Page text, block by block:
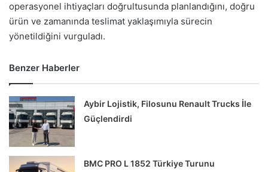
operasyonel ihtiyaçları doğrultusunda planlandığını, doğru
ürün ve zamanında teslimat yaklaşımıyla sürecin
yönetildiğini vurguladı.
Benzer Haberler
Aybir Lojistik, Filosunu Renault Trucks İle
Güçlendirdi
BMC PRO L 1852 Türkiye Turunu